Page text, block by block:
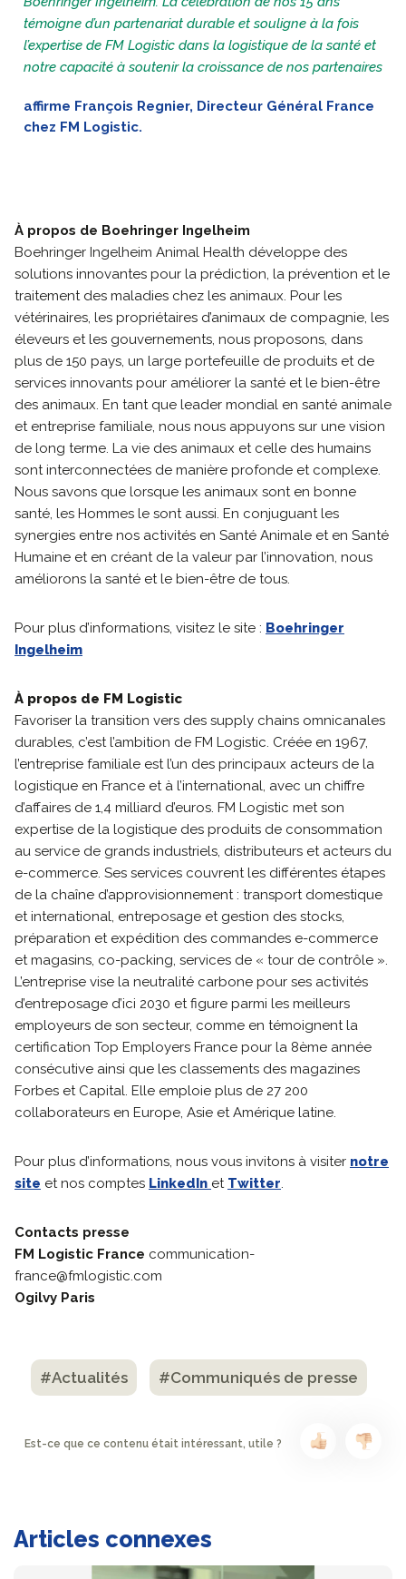
témoigne d’un partenariat durable et souligne à la fois
l’expertise de FM Logistic dans la logistique de la santé et
notre capacité à soutenir la croissance de nos partenaires
affirme François Regnier, Directeur Général France
chez FM Logistic.
À propos de Boehringer Ingelheim
Boehringer Ingelheim Animal Health développe des
solutions innovantes pour la prédiction, la prévention et le
traitement des maladies chez les animaux. Pour les
vétérinaires, les propriétaires d’animaux de compagnie, les
éleveurs et les gouvernements, nous proposons, dans
plus de 150 pays, un large portefeuille de produits et de
services innovants pour améliorer la santé et le bien-être
des animaux. En tant que leader mondial en santé animale
et entreprise familiale, nous nous appuyons sur une vision
de long terme. La vie des animaux et celle des humains
sont interconnectées de manière profonde et complexe.
Nous savons que lorsque les animaux sont en bonne
santé, les Hommes le sont aussi. En conjuguant les
synergies entre nos activités en Santé Animale et en Santé
Humaine et en créant de la valeur par l’innovation, nous
améliorons la santé et le bien-être de tous.
Pour plus d’informations, visitez le site : Boehringer
Ingelheim
À propos de FM Logistic
Favoriser la transition vers des supply chains omnicanales
durables, c’est l’ambition de FM Logistic. Créée en 1967,
l’entreprise familiale est l’un des principaux acteurs de la
logistique en France et à l’international, avec un chiffre
d’affaires de 1,4 milliard d’euros. FM Logistic met son
expertise de la logistique des produits de consommation
au service de grands industriels, distributeurs et acteurs du
e-commerce. Ses services couvrent les différentes étapes
de la chaîne d’approvisionnement : transport domestique
et international, entreposage et gestion des stocks,
préparation et expédition des commandes e-commerce
et magasins, co-packing, services de « tour de contrôle ».
L’entreprise vise la neutralité carbone pour ses activités
d’entreposage d’ici 2030 et figure parmi les meilleurs
employeurs de son secteur, comme en témoignent la
certification Top Employers France pour la 8ème année
consécutive ainsi que les classements des magazines
Forbes et Capital. Elle emploie plus de 27 200
collaborateurs en Europe, Asie et Amérique latine.
Pour plus d’informations, nous vous invitons à visiter notre
site et nos comptes LinkedIn et Twitter.
Contacts presse
FM Logistic France communication-
france@fmlogistic.com
Ogilvy Paris
#Actualités #Communiqués de presse
Est-ce que ce contenu était intéressant, utile ?
Articles connexes